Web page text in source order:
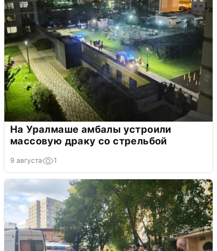
На Уралмаше амбалы устроили
массовую драку со стрельбой
9 августа 1